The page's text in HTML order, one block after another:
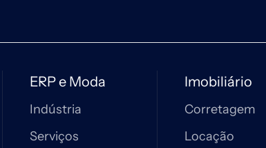
ERP e Moda
Indústria
Serviços
Imobiliário
Corretagem
Locação